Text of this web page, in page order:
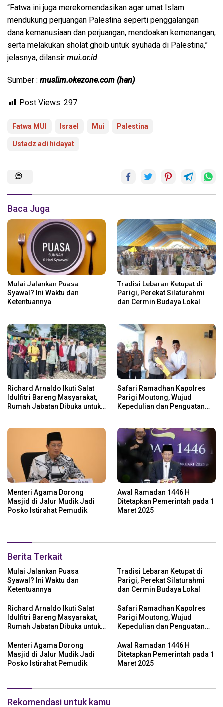
“Fatwa ini juga merekomendasikan agar umat Islam
mendukung perjuangan Palestina seperti penggalangan
dana kemanusiaan dan perjuangan, mendoakan kemenangan,
serta melakukan sholat ghoib untuk syuhada di Palestina,”
jelasnya, dilansir mui.or.id.
Sumber : muslim.okezone.com (han)
Post Views: 297
Fatwa MUI Israel Mui Palestina
Ustadz adi hidayat
Baca Juga
Mulai Jalankan Puasa
Syawal? Ini Waktu dan
Ketentuannya
Tradisi Lebaran Ketupat di
Parigi, Perekat Silaturahmi
dan Cermin Budaya Lokal
Richard Arnaldo Ikuti Salat
Idulfitri Bareng Masyarakat,
Rumah Jabatan Dibuka untuk
Safari Ramadhan Kapolres
Parigi Moutong, Wujud
Kepedulian dan Penguatan
Menteri Agama Dorong
Masjid di Jalur Mudik Jadi
Posko Istirahat Pemudik
Awal Ramadan 1446 H
Ditetapkan Pemerintah pada 1
Maret 2025
Berita Terkait
Mulai Jalankan Puasa
Syawal? Ini Waktu dan
Ketentuannya
Tradisi Lebaran Ketupat di
Parigi, Perekat Silaturahmi
dan Cermin Budaya Lokal
Richard Arnaldo Ikuti Salat
Idulfitri Bareng Masyarakat,
Rumah Jabatan Dibuka untuk
Safari Ramadhan Kapolres
Parigi Moutong, Wujud
Kepedulian dan Penguatan
Menteri Agama Dorong
Masjid di Jalur Mudik Jadi
Posko Istirahat Pemudik
Awal Ramadan 1446 H
Ditetapkan Pemerintah pada 1
Maret 2025
Rekomendasi untuk kamu